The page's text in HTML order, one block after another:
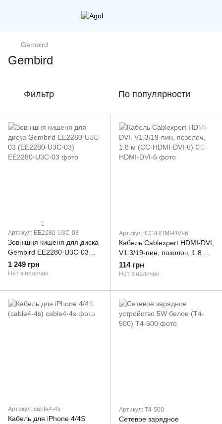
Gembird
Gembird
Фильтр По популярности
1
Артикул: EE2280-U3C-03
Зовнішня кишеня для диска
Gembird EE2280-U3C-03
(EE2280-U3C-03)
1 249 грн
Нет в наличии
Артикул: CC-HDMI-DVI-6
Кабель Cablexpert HDMI-DVI,
V1.3/19-пин, позолоч, 1.8 м
(CC-HDMI-DVI-6)
114 грн
Нет в наличии
Артикул: cable4-4s
Кабель для iPhone 4/4S
Артикул: T4-500
Сетевое зарядное